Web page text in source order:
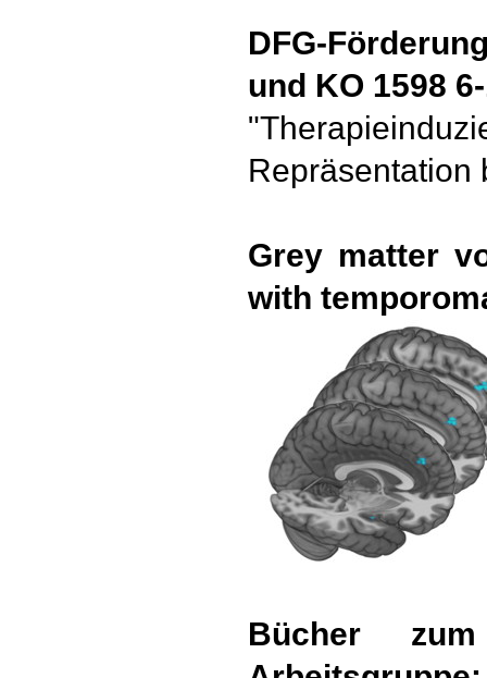
DFG-
und KO 1598
Repräsentation
Grey matter
with
Bücher